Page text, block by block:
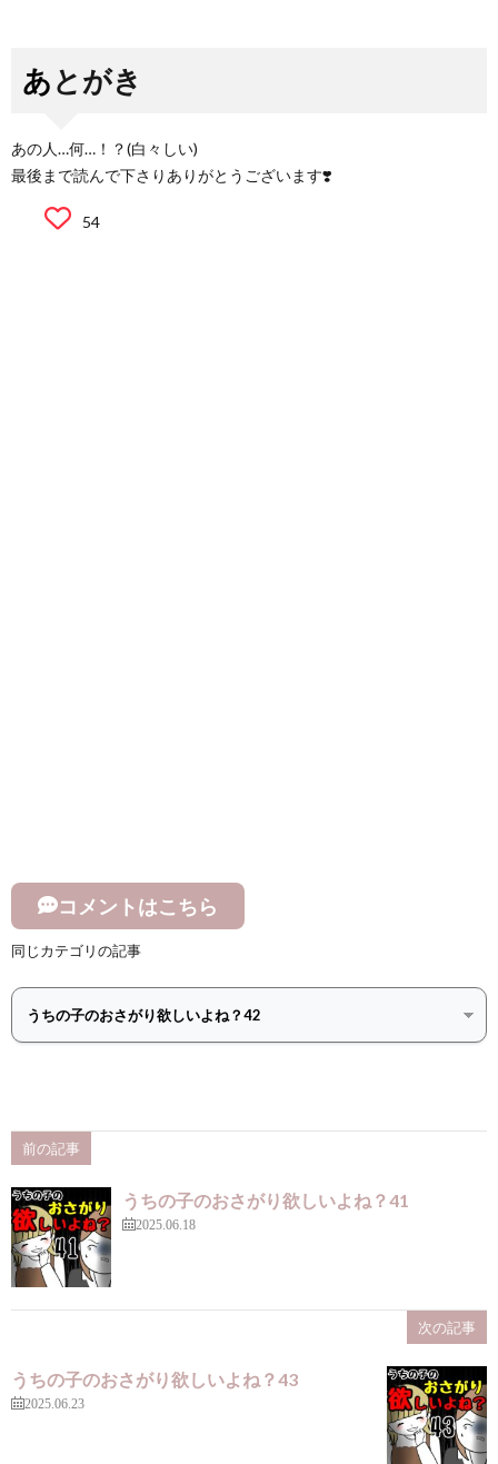
あとがき
あの人…何…！？(白々しい)
最後まで読んで下さりありがとうございます❣️
54
コメントはこちら
同じカテゴリの記事
前の記事
うちの子のおさがり欲しいよね？41
2025.06.18
次の記事
うちの子のおさがり欲しいよね？43
2025.06.23